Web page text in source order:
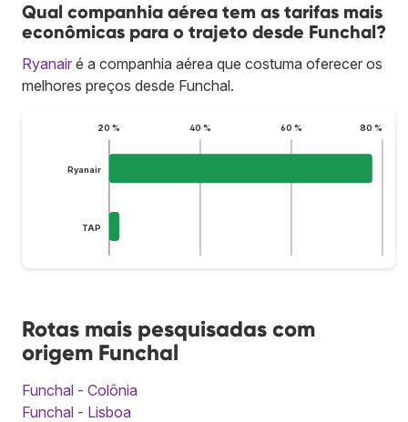
Qual companhia aérea tem as tarifas mais
econômicas para o trajeto desde Funchal?
Ryanair é a companhia aérea que costuma oferecer os
melhores preços desde Funchal.
20 % 40 % 60 % 80 %
Ryanair
TAP
Rotas mais pesquisadas com
origem Funchal
Funchal - Colônia
Funchal - Lisboa